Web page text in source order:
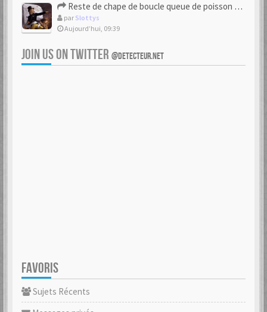
Reste de chape de boucle queue de poisson bipartite 17/18eme
par Slottys
Aujourd’hui, 09:39
JOIN US ON TWITTER @DETECTEUR.NET
FAVORIS
Sujets Récents